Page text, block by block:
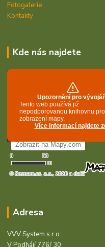
Fotogalerie
Kontakty
Kde nás najdete
Adresa
VVV System s.r.o.
V Podhájí 776/ 30